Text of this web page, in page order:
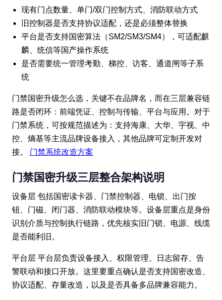
现有门点数量、单门/双门控制方式、消防联动方式
旧控制器是否支持协议适配，还是必须整体替换
平台是否支持国密算法（SM2/SM3/SM4），可适配麒
麟、统信等国产操作系统
是否需要统一管理考勤、梯控、访客、通道闸等子系
统
门禁国密升级怎么选，关键不在品牌名，而在三层兼容链
路是否闭环：前端凭证、控制与传输、平台与应用。对于
门禁系统，可按规范描述为：支持海康、大华、宇视、中
控、熵基等主流品牌设备接入，其他品牌可定制开发对
接。 门禁系统改造方案
门禁国密升级三层整合架构说明
设备层 包括国密读卡器、门禁控制器、电锁、出门按
钮、门磁、闭门器、消防联动模块等。设备层重点是身份
识别介质与控制执行链路，优先核实旧门锁、电源、线缆
是否能利旧。
平台层 平台层负责设备接入、权限管理、日志留存、告
警联动和接口开放。这里要重点确认是否支持国密改造、
协议适配、存量改造，以及是否具备多品牌兼容能力。